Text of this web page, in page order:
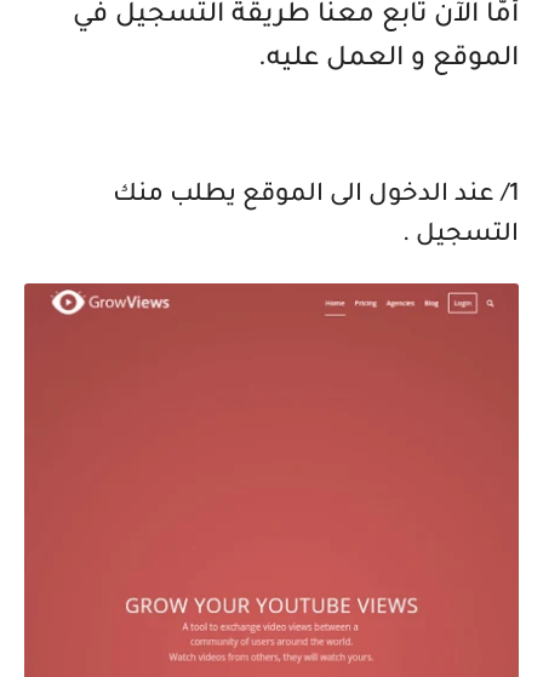
أمّا الآن تابع معنا طريقة التسجيل في
الموقع و العمل عليه.
1/ عند الدخول الى الموقع يطلب منك
التسجيل .